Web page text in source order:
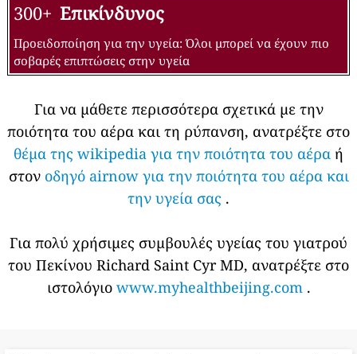
300+ Επικίνδυνος
Προειδοποίηση για την υγεία: Όλοι μπορεί να έχουν πιο
σοβαρές επιπτώσεις στην υγεία
Για να μάθετε περισσότερα σχετικά με την
ποιότητα του αέρα και τη ρύπανση, ανατρέξτε στο
θέμα της wikipedia για την ποιότητα του αέρα ή
στον οδηγό airnow για την ποιότητα του αέρα και
την υγεία σας .
Για πολύ χρήσιμες συμβουλές υγείας του γιατρού
του Πεκίνου Richard Saint Cyr MD, ανατρέξτε στο
ιστολόγιο www.myhealthbeijing.com.